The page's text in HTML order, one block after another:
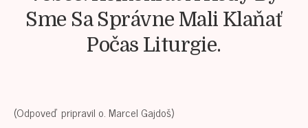
Sme Sa Správne Mali Klaňať
Počas Liturgie.
(Odpoveď pripravil o. Marcel Gajdoš)